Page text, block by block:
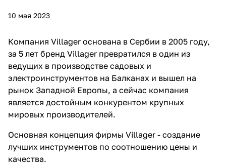
10 мая 2023
Компания Villager основана в Сербии в 2005 году,
за 5 лет бренд Villager превратился в один из
ведущих в производстве садовых и
электроинструментов на Балканах и вышел на
рынок Западной Европы, а сейчас компания
является достойным конкурентом крупных
мировых производителей.
Основная концепция фирмы Villager - создание
лучших инструментов по соотношению цены и
качества.